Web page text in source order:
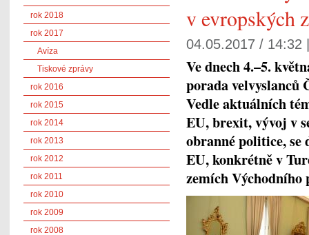
v evropských
04.05.2017 / 14:32
Ve dnech 4.–5.
porada velvyslanců
Vedle aktuálních
EU, brexit, vývoj v
obranné politice, se
EU, konkrétně v
zemích
rok 2018
rok 2017
Avíza
Tiskové zprávy
rok 2016
rok 2015
rok 2014
rok 2013
rok 2012
rok 2011
rok 2010
rok 2009
rok 2008